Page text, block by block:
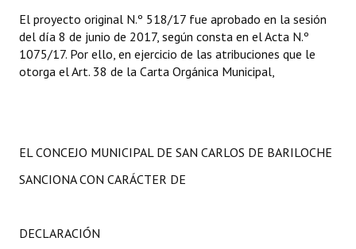
El proyecto original N.º 518/17 fue aprobado en la sesión
del día 8 de junio de 2017, según consta en el Acta N.º
1075/17. Por ello, en ejercicio de las atribuciones que le
otorga el Art. 38 de la Carta Orgánica Municipal,
EL CONCEJO MUNICIPAL DE SAN CARLOS DE BARILOCHE
SANCIONA CON CARÁCTER DE
DECLARACIÓN